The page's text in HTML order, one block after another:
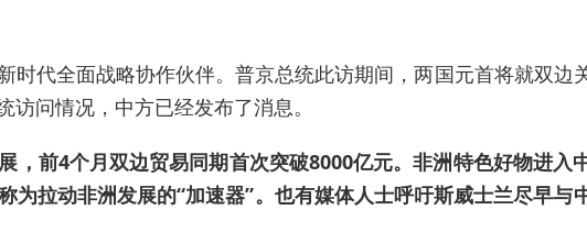
代全面战略协作伙伴。普京总统此访期间，两国元首将就双边
问情况，中方已经发布了消息。
，前4个月双边贸易同期首次突破8000亿元。非洲特色好物进入
拉动非洲发展的“加速器”。也有媒体人士呼吁斯威士兰尽早与